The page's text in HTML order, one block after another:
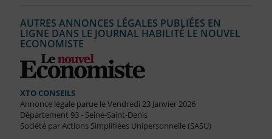
AUTRES ANNONCES LÉGALES PUBLIÉES EN
LIGNE DANS LE JOURNAL HABILITÉ LE NOUVEL
ECONOMISTE
XTO CONSEILS
Annonce légale parue le Vendredi 23 Janvier 2026
Département 93 - Seine-Saint-Denis
Société par Actions Simplifiées Unipersonnelle (SASU)